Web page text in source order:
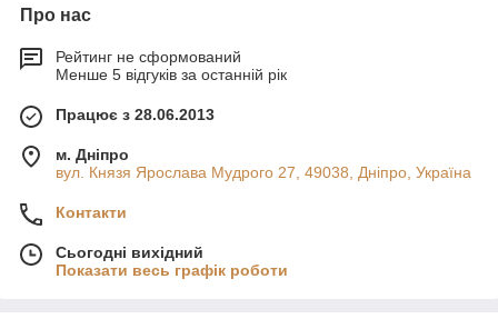
Про нас
Рейтинг не сформований
Менше 5 відгуків за останній рік
Працює з 28.06.2013
м. Дніпро
вул. Князя Ярослава Мудрого 27, 49038, Дніпро, Україна
Контакти
Сьогодні вихідний
Показати весь графік роботи